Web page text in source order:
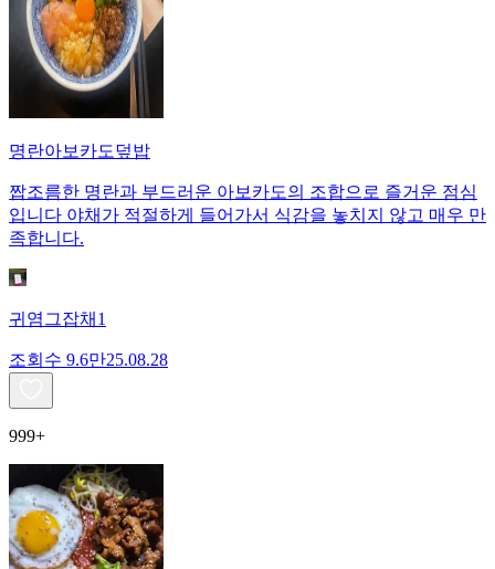
명란아보카도덮밥
짭조름한 명란과 부드러운 아보카도의 조합으로 즐거운 점심
입니다 야채가 적절하게 들어가서 식감을 놓치지 않고 매우 만
족합니다.
귀염그잡채1
조회수 9.6만25.08.28
999+